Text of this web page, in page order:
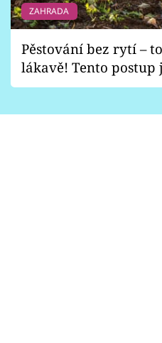
ZAHRADA
Pěstování bez rytí –
lákavě! Tento postup
vhodný jen pro